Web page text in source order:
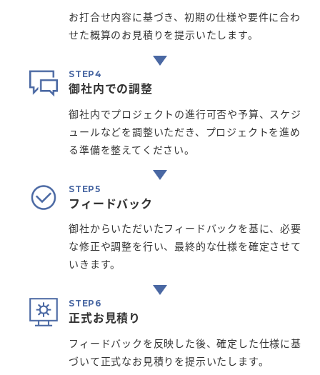
お打合せ内容に基づき、初期の仕様や要件に合わ
せた概算のお見積りを提示いたします。
御社内での調整
御社内でプロジェクトの進行可否や予算、スケジ
ュールなどを調整いただき、プロジェクトを進め
る準備を整えてください。
フィードバック
御社からいただいたフィードバックを基に、必要
な修正や調整を行い、最終的な仕様を確定させて
いきます。
正式お見積り
フィードバックを反映した後、確定した仕様に基
づいて正式なお見積りを提示いたします。